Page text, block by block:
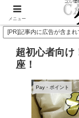
Twitterで毎日お
[PR]記事内に広告が含ま
超初心者向け
座！
Pay・ポイント
メニュー